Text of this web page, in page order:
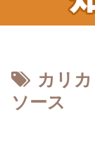
カリ
ソース